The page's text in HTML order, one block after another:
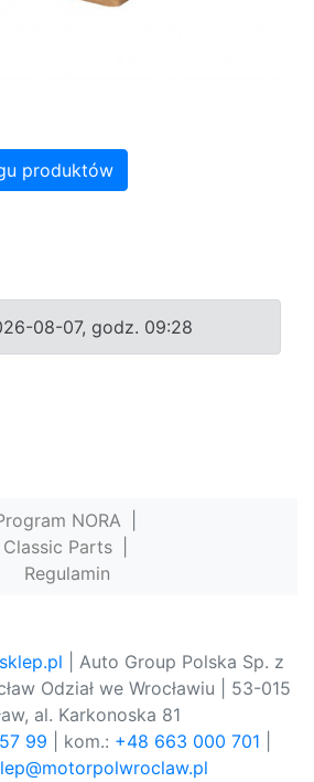
produktów
08-07, godz. 09:28
NORA
Classic Parts
Regulamin
| Auto Group Polska Sp. z
Odział we Wrocławiu | 53-015
al. Karkonoska 81
99 | kom.: +48 663 000 701